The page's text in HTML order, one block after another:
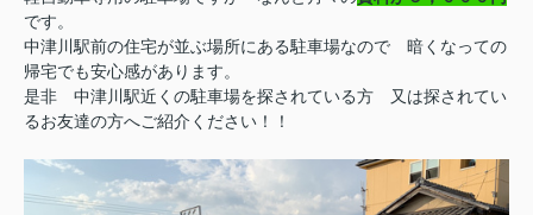
です。
中津川駅前の住宅が並ぶ場所にある駐車場なので 暗くなっての
帰宅でも安心感があります。
是非 中津川駅近くの駐車場を探されている方 又は探されてい
るお友達の方へご紹介ください！！